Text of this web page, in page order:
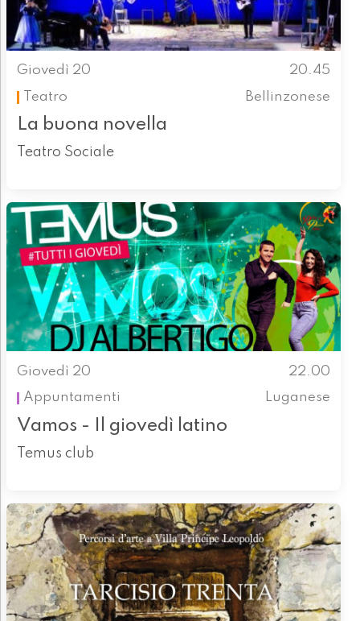
Giovedì 20
20.45
Teatro
Bellinzonese
La buona novella
Teatro Sociale
Giovedì 20
22.00
Appuntamenti
Luganese
Vamos - Il giovedì latino
Temus club